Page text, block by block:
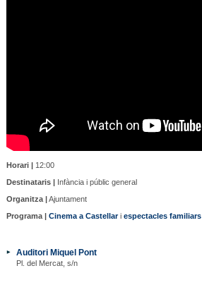
Horari |12:00
Destinataris |Infància i públic general
Organitza |Ajuntament
Programa | Cinema a Castellari espectacles familiars
Auditori Miquel Pont
Pl. del Mercat, s/n